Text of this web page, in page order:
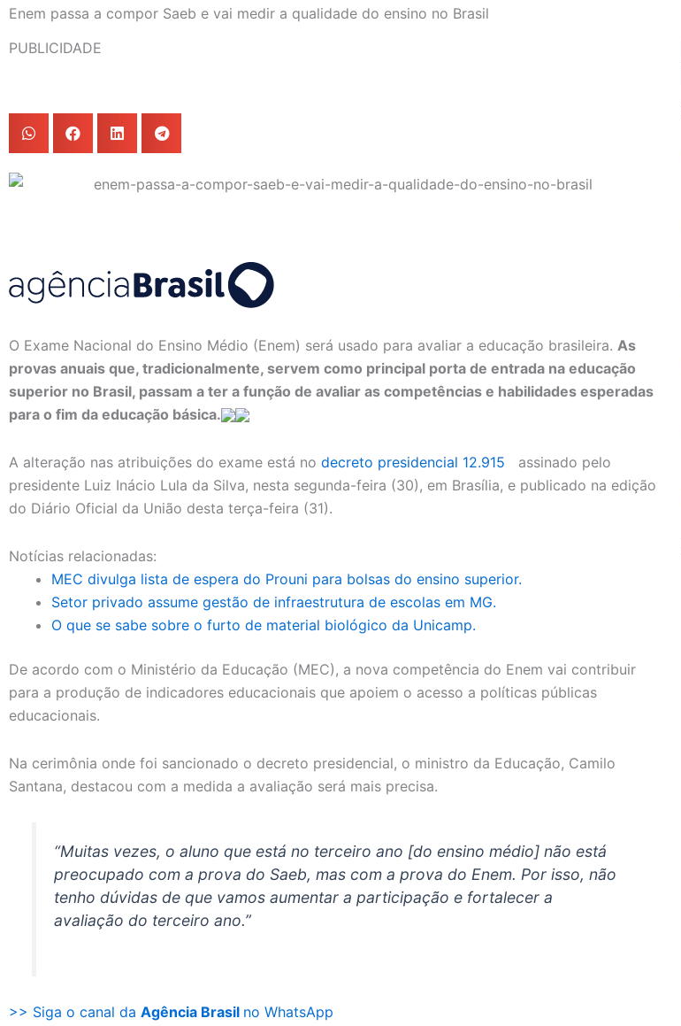
Enem passa a compor Saeb e vai medir a qualidade do ensino no Brasil
PUBLICIDADE
O Exame Nacional do Ensino Médio (Enem) será usado para avaliar a educação brasileira. As
provas anuais que, tradicionalmente, servem como principal porta de entrada na educação
superior no Brasil, passam a ter a função de avaliar as competências e habilidades esperadas
para o fim da educação básica.
A alteração nas atribuições do exame está no decreto presidencial 12.915 assinado pelo
presidente Luiz Inácio Lula da Silva, nesta segunda-feira (30), em Brasília, e publicado na edição
do Diário Oficial da União desta terça-feira (31).
Notícias relacionadas:
MEC divulga lista de espera do Prouni para bolsas do ensino superior.
Setor privado assume gestão de infraestrutura de escolas em MG.
O que se sabe sobre o furto de material biológico da Unicamp.
De acordo com o Ministério da Educação (MEC), a nova competência do Enem vai contribuir
para a produção de indicadores educacionais que apoiem o acesso a políticas públicas
educacionais.
Na cerimônia onde foi sancionado o decreto presidencial, o ministro da Educação, Camilo
Santana, destacou com a medida a avaliação será mais precisa.
“Muitas vezes, o aluno que está no terceiro ano [do ensino médio] não está
preocupado com a prova do Saeb, mas com a prova do Enem. Por isso, não
tenho dúvidas de que vamos aumentar a participação e fortalecer a
avaliação do terceiro ano.”
>> Siga o canal da Agência Brasil no WhatsApp